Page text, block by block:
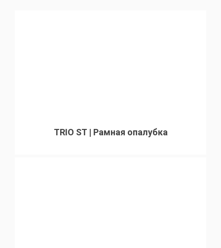
TRIO ST | Рамная опалубка